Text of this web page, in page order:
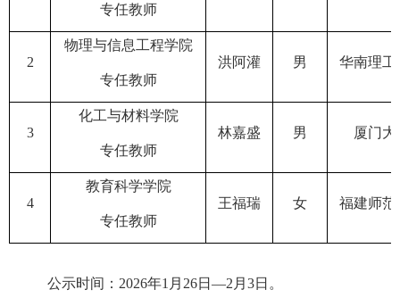
专任教师
2
物理与信息工程学院
专任教师
洪阿灌 男 华南理工
3
化工与材料学院
专任教师
林嘉盛 男 厦门大
4
教育科学学院
专任教师
王福瑞 女 福建师范
公示时间： 2026年1 月 26日 —2 月 3日。